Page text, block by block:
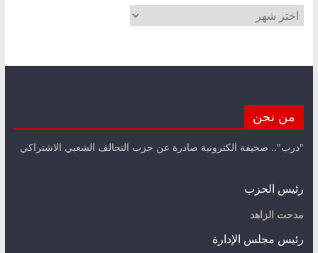
الأرشيف
من نحن
"درب".. صحيفة الكترونية صادرة عن حزب التحالف الشعبي الاشتراكي
رئيس الحزب
مدحت الزاهد
رئيس مجلس الإدارة